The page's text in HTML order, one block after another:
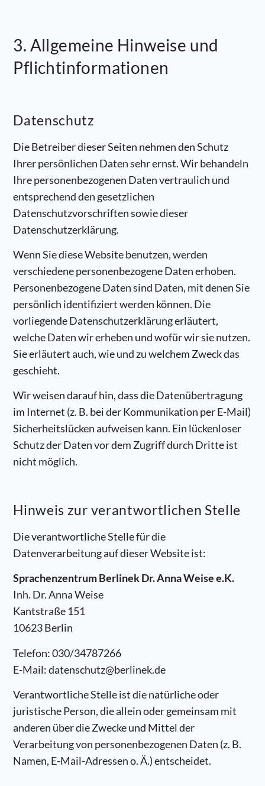
3. Allgemeine Hinweise und
Pflicht­informationen
Datenschutz
Die Betreiber dieser Seiten nehmen den Schutz
Ihrer persönlichen Daten sehr ernst. Wir behandeln
Ihre personenbezogenen Daten vertraulich und
entsprechend den gesetzlichen
Datenschutzvorschriften sowie dieser
Datenschutzerklärung.
Wenn Sie diese Website benutzen, werden
verschiedene personenbezogene Daten erhoben.
Personenbezogene Daten sind Daten, mit denen Sie
persönlich identifiziert werden können. Die
vorliegende Datenschutzerklärung erläutert,
welche Daten wir erheben und wofür wir sie nutzen.
Sie erläutert auch, wie und zu welchem Zweck das
geschieht.
Wir weisen darauf hin, dass die Datenübertragung
im Internet (z. B. bei der Kommunikation per E-Mail)
Sicherheitslücken aufweisen kann. Ein lückenloser
Schutz der Daten vor dem Zugriff durch Dritte ist
nicht möglich.
Hinweis zur verantwortlichen Stelle
Die verantwortliche Stelle für die
Datenverarbeitung auf dieser Website ist:
Sprachenzentrum Berlinek Dr. Anna Weise e.K.
Inh. Dr. Anna Weise
Kantstraße 151
10623 Berlin
Telefon: 030/34787266
E-Mail: datenschutz@berlinek.de
Verantwortliche Stelle ist die natürliche oder
juristische Person, die allein oder gemeinsam mit
anderen über die Zwecke und Mittel der
Verarbeitung von personenbezogenen Daten (z. B.
Namen, E-Mail-Adressen o. Ä.) entscheidet.